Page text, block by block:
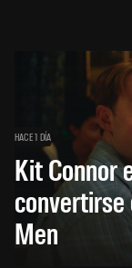
HACE 1 DÍA
Kit Connor
convertirse
Men